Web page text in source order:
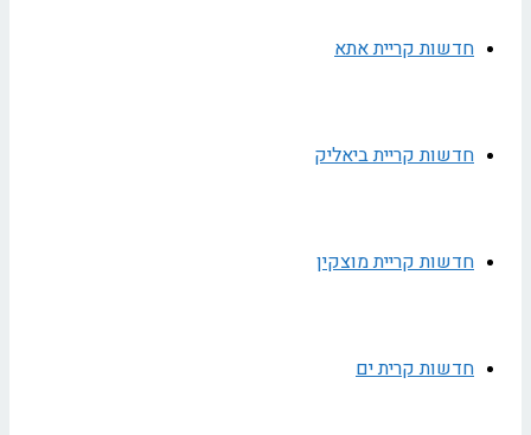
חדשות קריית אתא
חדשות קריית ביאליק
חדשות קריית מוצקין
חדשות קרית ים